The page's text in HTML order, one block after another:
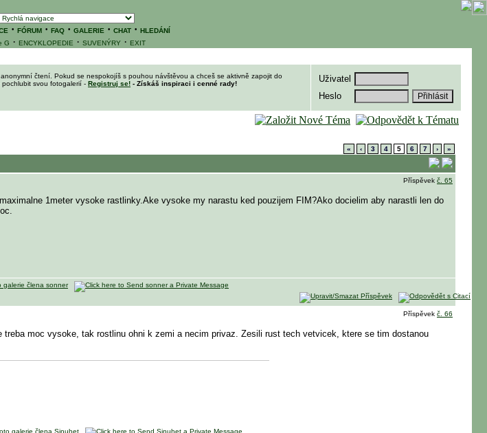
· FÓRUM· FAQ· GALERIE · CHAT· HLEDÁNÍ
G · ENCYKLOPEDIE · SUVENÝRY · EXIT
čtení. Pokud se nespokojíš s pouhou návštěvou a chceš se aktivně zapojit do
svou fotogalerií - Registruj se! - Získáš inspiraci i cenné rady!
Uživatel
Heslo
« ‹ 3 4 5 6 7 ›
»
Příspěvek č. 65
1meter vysoke rastlinky.Ake vysoke my narastu ked pouzijem FIM?Ako docielim aby narastli len do
Příspěvek č. 66
moc vysoke, tak rostlinu ohni k zemi a necim privaz. Zesili rust tech vetvicek, ktere se tim dostanou